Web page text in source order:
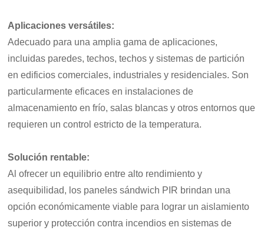
Aplicaciones versátiles:
Adecuado para una amplia gama de aplicaciones,
incluidas paredes, techos, techos y sistemas de partición
en edificios comerciales, industriales y residenciales. Son
particularmente eficaces en instalaciones de
almacenamiento en frío, salas blancas y otros entornos que
requieren un control estricto de la temperatura.
Solución rentable:
Al ofrecer un equilibrio entre alto rendimiento y
asequibilidad, los paneles sándwich PIR brindan una
opción económicamente viable para lograr un aislamiento
superior y protección contra incendios en sistemas de